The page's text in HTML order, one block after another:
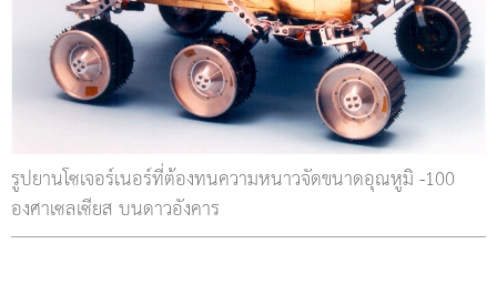
รูปยานโซเจอร์เนอร์ที่ต้องทนความหนาวจัดขนาดอุณหูมิ -100
องศาเซลเซียส บนดาวอังคาร